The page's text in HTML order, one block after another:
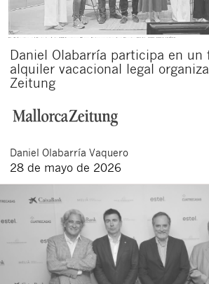
Daniel Olabarría participa en un
alquiler vacacional legal
Zeitung
Daniel Olabarría Vaquero
28 de mayo de 2026